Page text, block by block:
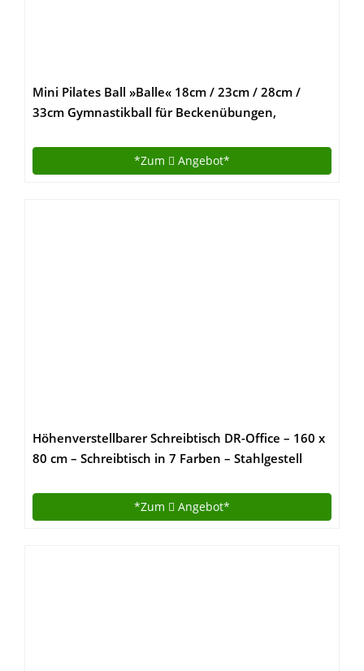
Mini Pilates Ball »Balle« 18cm / 23cm / 28cm /
33cm Gymnastikball für Beckenübungen,
Massage. grün / 23cm
*Zum Angebot*
Höhenverstellbarer Schreibtisch DR-Office – 160 x
80 cm – Schreibtisch in 7 Farben – Stahlgestell
Farbe:Ahorn
*Zum Angebot*